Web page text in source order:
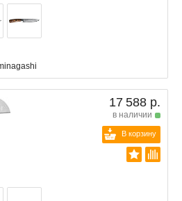
17 588 р.
в наличии
В корзину